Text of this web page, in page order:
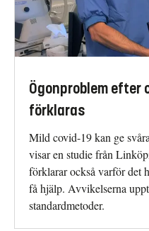
Ögonproblem efter
förklaras
Mild covid-19 kan ge
visar en studie från
förklarar också varför det
få hjälp. Avvikelserna
standardmetoder.